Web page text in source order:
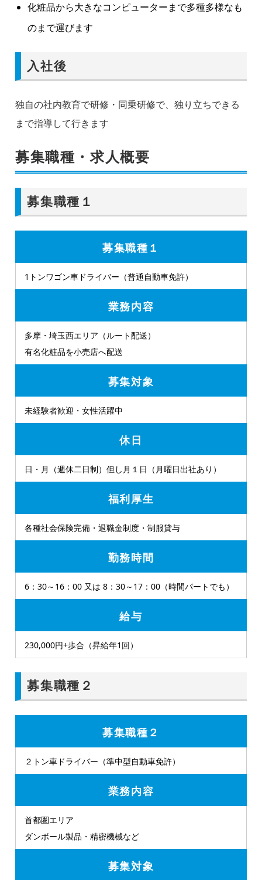
化粧品から大きなコンピューターまで多種多様なも
のまで運びます
入社後
独自の社内教育で研修・同乗研修で、独り立ちできる
まで指導して行きます
募集職種・求人概要
募集職種１
募集職種１
1トンワゴン車ドライバー（普通自動車免許）
業務内容
多摩・埼玉西エリア（ルート配送）
有名化粧品を小売店へ配送
募集対象
未経験者歓迎・女性活躍中
休日
日・月（週休二日制）但し月１日（月曜日出社あり）
福利厚生
各種社会保険完備・退職金制度・制服貸与
勤務時間
6：30～16：00 又は 8：30～17：00（時間パートでも）
給与
230,000円+歩合（昇給年1回）
募集職種２
募集職種２
２トン車ドライバー（準中型自動車免許）
業務内容
首都圏エリア
ダンボール製品・精密機械など
募集対象